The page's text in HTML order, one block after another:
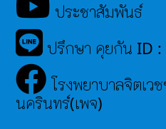
ประชาสัมพันธ์
ปรึกษา คุยกัน ID
โรงพยาบาลจิตเว
นครินทร์(เพจ)